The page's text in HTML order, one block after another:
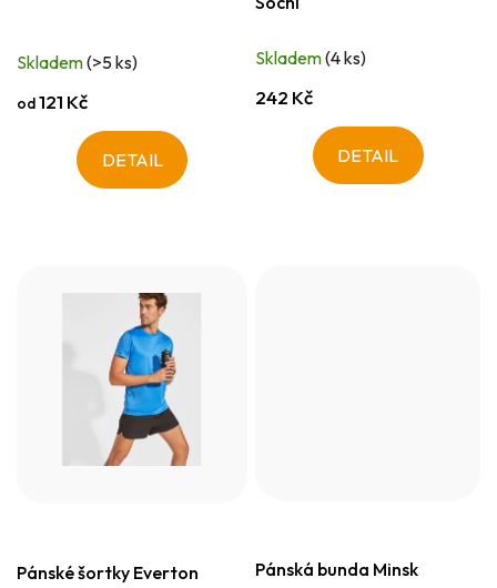
Skladem(>5 ks)
od121 Kč
DETAIL
Skladem(4 ks)
242 Kč
DETAIL
Pánské šortky Everton Pánská bunda Minsk